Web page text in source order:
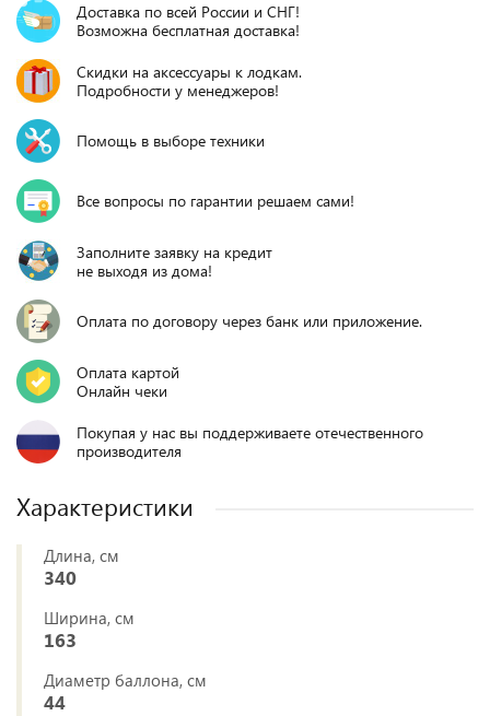
Доставка по всей России и СНГ!
Возможна бесплатная доставка!
Скидки на аксессуары к лодкам.
Подробности у менеджеров!
Помощь в выборе техники
Все вопросы по гарантии решаем сами!
Заполните заявку на кредит
не выходя из дома!
Оплата по договору через банк или приложение.
Оплата картой
Онлайн чеки
Покупая у нас вы поддерживаете отечественного
производителя
Характеристики
Длина, см
340
Ширина, см
163
Диаметр баллона, см
44